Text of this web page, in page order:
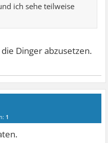
ich sehe teilweise
Dinger abzusetzen.
1